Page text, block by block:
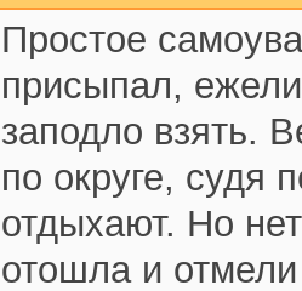
Простое
присыпал,
заподло взять.
по округе, судя
отдыхают. Но
отошла и отмели